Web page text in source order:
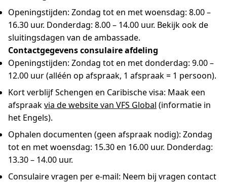
Openingstijden: Zondag tot en met woensdag: 8.00 –
16.30 uur. Donderdag: 8.00 – 14.00 uur. Bekijk ook de
sluitingsdagen van de ambassade.
Contactgegevens consulaire afdeling
Openingstijden: Zondag tot en met donderdag: 9.00 –
12.00 uur (alléén op afspraak, 1 afspraak = 1 persoon).
Kort verblijf Schengen en Caribische visa: Maak een
afspraakvia de website van VFS Global (informatie in
het Engels).
Ophalen documenten (geen afspraak nodig): Zondag
tot en met woensdag: 15.30 en 16.00 uur. Donderdag:
13.30 – 14.00 uur.
Consulaire vragen per e-mail: Neem bij vragen contact